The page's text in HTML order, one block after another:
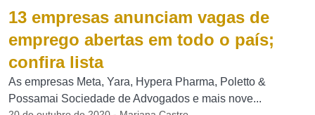
13 empresas anunciam vagas de
emprego abertas em todo o país;
confira lista
As empresas Meta, Yara, Hypera Pharma, Poletto &
Possamai Sociedade de Advogados e mais nove...